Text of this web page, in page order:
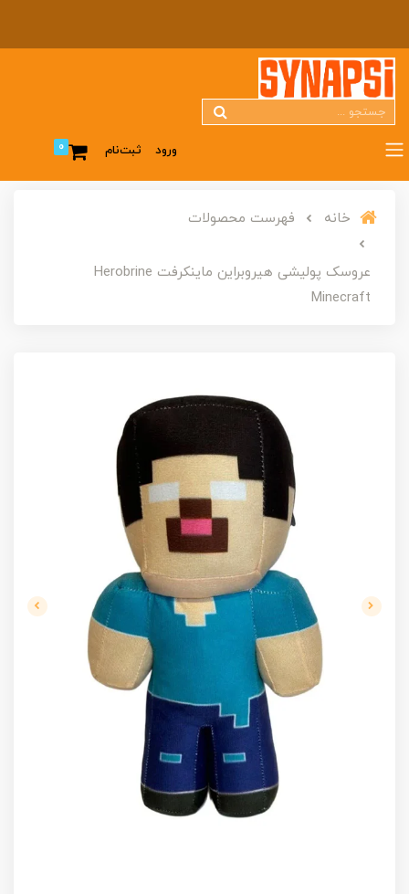
ورود ثبت‌نام 0
خانه فهرست محصولات
عروسک پولیشی هیروبراین ماینکرفت Herobrine
Minecraft